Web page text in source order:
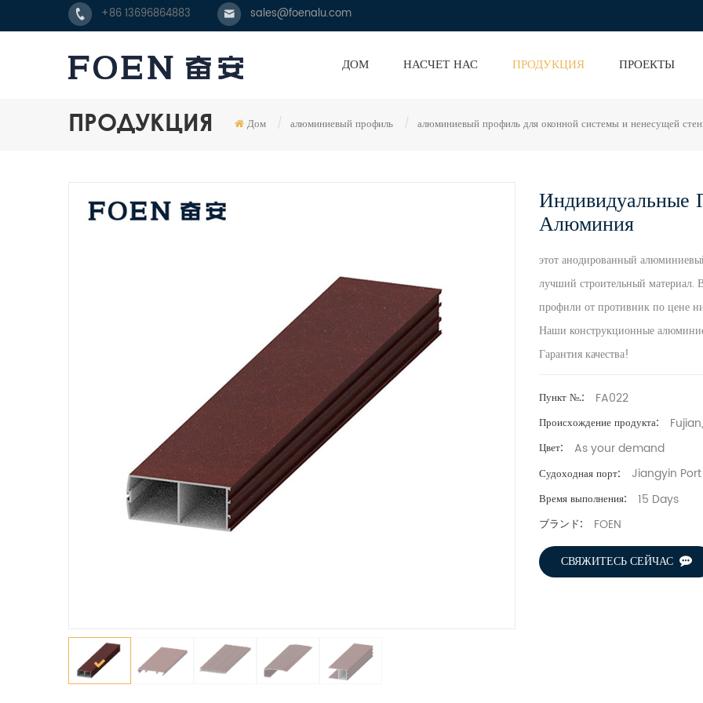
+86 13696864883 sales@foenalu.com
ДОМ НАСЧЕТ НАС ПРОДУКЦИЯ ПРОЕКТЫ
ПРОДУКЦИЯ Дом / алюминиевый профиль / алюминиевый профиль для оконной системы и ненесущей
Индивидуальные
Алюминия
этот анодированный
лучший строительный материал.
профили отпротивник по цене
Наши конструкционные
Гарантия качества!
Пункт №.: FA022
Происхождение продукта:
Цвет: As your demand
Судоходная порт: Jiangyin Port
Время выполнения: 15 Days
ブランド: FOEN
СВЯЖИТЕСЬ СЕЙЧАС